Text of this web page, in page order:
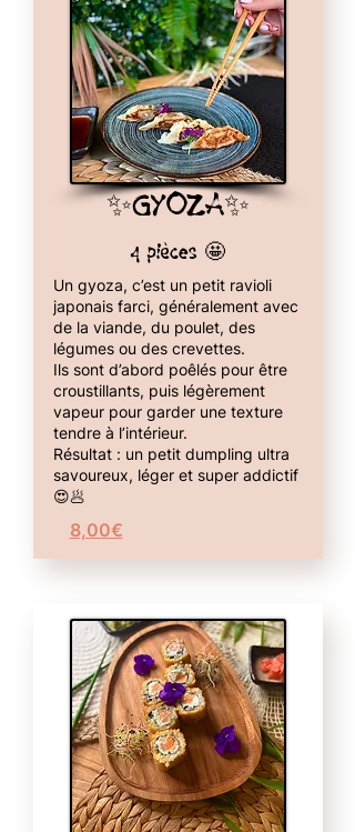
✨GYOZA✨
4 pièces 🤩
Un gyoza, c’est un petit ravioli
japonais farci, généralement avec
de la viande, du poulet, des
légumes ou des crevettes.
Ils sont d’abord poêlés pour être
croustillants, puis légèrement
vapeur pour garder une texture
tendre à l’intérieur.
Résultat : un petit dumpling ultra
savoureux, léger et super addictif
😍🥟
8,00€